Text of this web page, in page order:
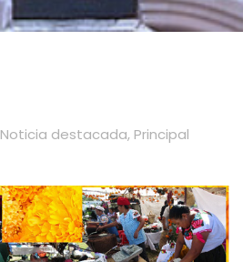
Noticia destacada, Principal